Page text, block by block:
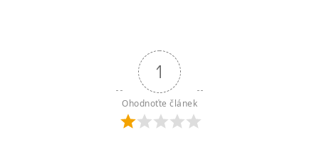
1
Ohodnoťte článek